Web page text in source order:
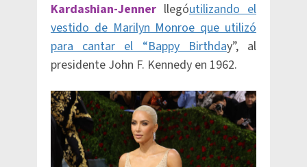
Kardashian-Jenner llegóutilizando el
vestido de Marilyn Monroe que utilizó
para cantar el “Bappy Birthday”, al
presidente John F. Kennedy en 1962.